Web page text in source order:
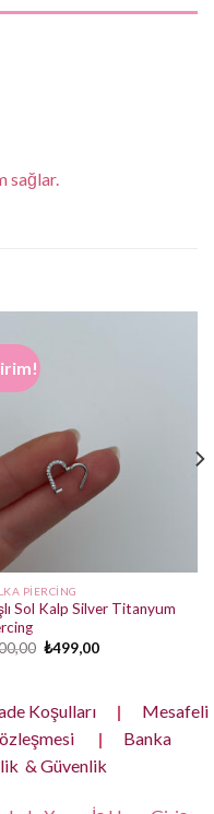
sağlar.
PIERCING
Sol Kalp Silver Titanyum
Orijinal
₺499,00Şu
Koşulları |
Mesafeli
|
Banka
& Güvenlik